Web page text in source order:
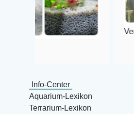
Info-Center
Aquarium-Lexikon
Terrarium-Lexikon